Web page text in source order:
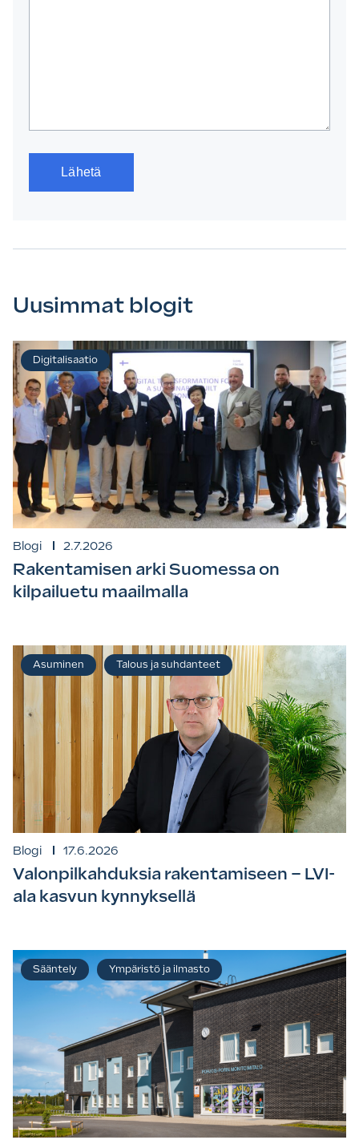
Uusimmat blogit
Blogi 2.7.2026
Rakentamisen arki Suomessa on
kilpailuetu maailmalla
Digitalisaatio
Blogi 17.6.2026
Valonpilkahduksia rakentamiseen – LVI-
ala kasvun kynnyksellä
Asuminen Talous ja suhdanteet
Sääntely Ympäristö ja ilmasto